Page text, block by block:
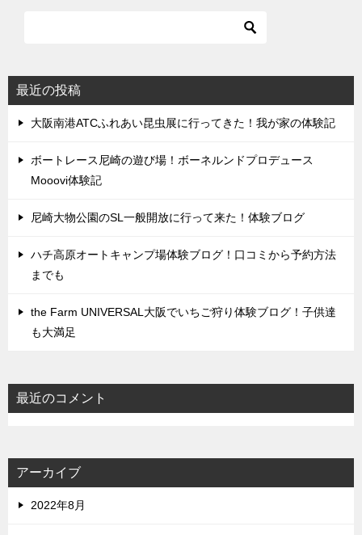
最近の投稿
大阪南港ATCふれあい昆虫展に行ってきた！我が家の体験記
ボートレース尼崎の遊び場！ボーネルンドプロデュース
Mooovi体験記
尼崎大物公園のSL一般開放に行って来た！体験ブログ
ハチ高原オートキャンプ場体験ブログ！口コミから予約方法
までも
the Farm UNIVERSAL大阪でいちご狩り体験ブログ！子供達
も大満足
最近のコメント
アーカイブ
2022年8月